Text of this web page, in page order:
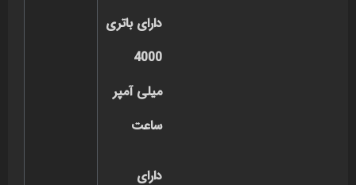
دارای باتری
4000
میلی‌ آمپر
ساعت
دارای